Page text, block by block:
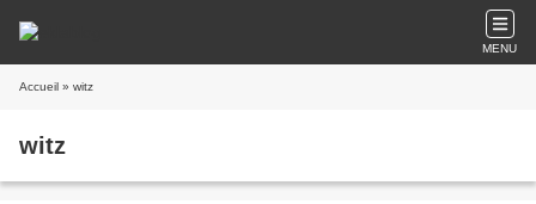
MENU
Accueil » witz
witz